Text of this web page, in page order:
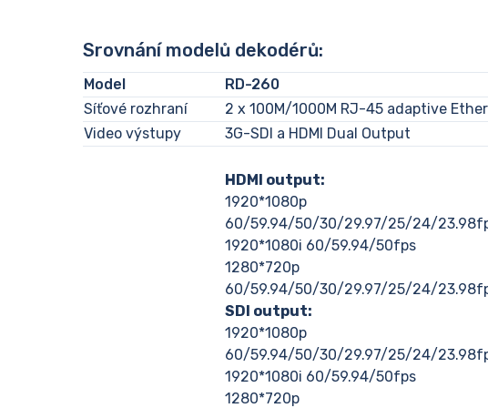
Srovnání modelů dekodérů:
Model RD-260
Síťové rozhraní
2 x 100M/1000M RJ-45 adaptive
Video výstupy
3G-SDI a HDMI Dual Output
HDMI output:
1920*1080p
60/59.94/50/30/29.97/25/24/
1920*1080i 60/59.94/50fps
1280*720p
60/59.94/50/30/29.97/25/24/
SDI output:
1920*1080p
60/59.94/50/30/29.97/25/24/
1920*1080i 60/59.94/50fps
1280*720p